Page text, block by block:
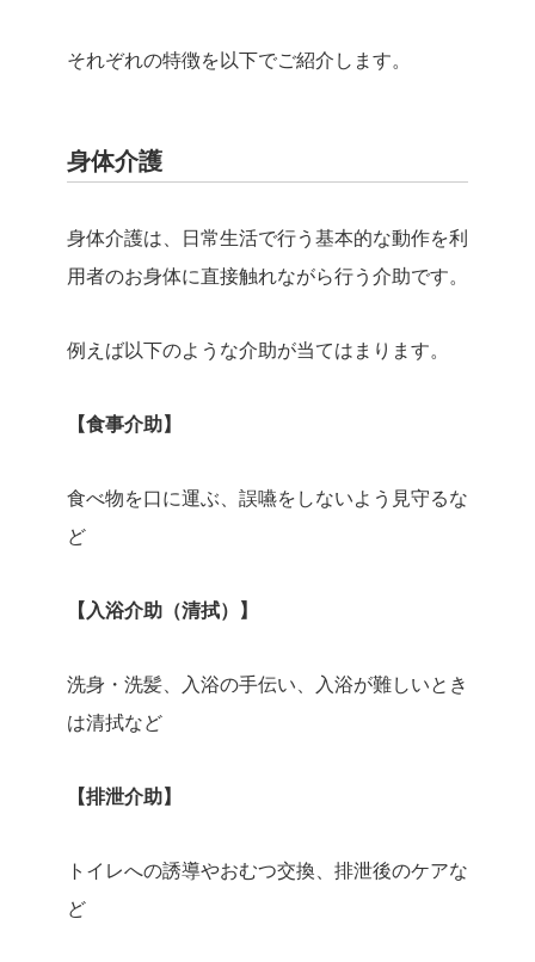
それぞれの特徴を以下でご紹介します。
身体介護
身体介護は、日常生活で行う基本的な動作を利
用者のお身体に直接触れながら行う介助です。
例えば以下のような介助が当てはまります。
【食事介助】
食べ物を口に運ぶ、誤嚥をしないよう見守るな
ど
【入浴介助（清拭）】
洗身・洗髪、入浴の手伝い、入浴が難しいとき
は清拭など
【排泄介助】
トイレへの誘導やおむつ交換、排泄後のケアな
ど